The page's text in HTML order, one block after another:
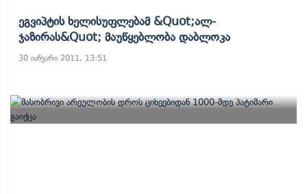
Ეგვიპტის Ხელისუფლებამ &quot;ალ-
Ჯაზირას&quot; Მაუწყებლობა Დაბლოკა
30 იანვარი 2011, 13:51